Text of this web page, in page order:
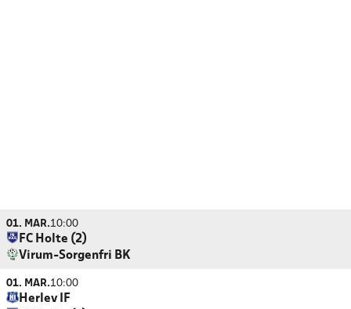
01. MAR.10:00
FC Holte (2)
Virum-Sorgenfri BK
01. MAR.10:00
Herlev IF